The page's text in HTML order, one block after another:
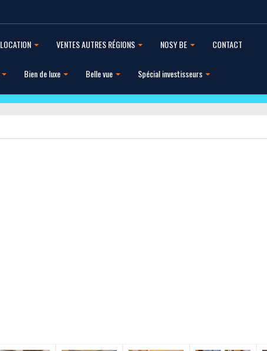
LOCATION VENTES AUTRES RÉGIONS NOSY BE CONTACT
Bien de luxe Belle vue Spécial investisseurs